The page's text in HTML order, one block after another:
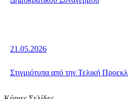
21.05.2026
Στιγμιότυπα από την Τελική